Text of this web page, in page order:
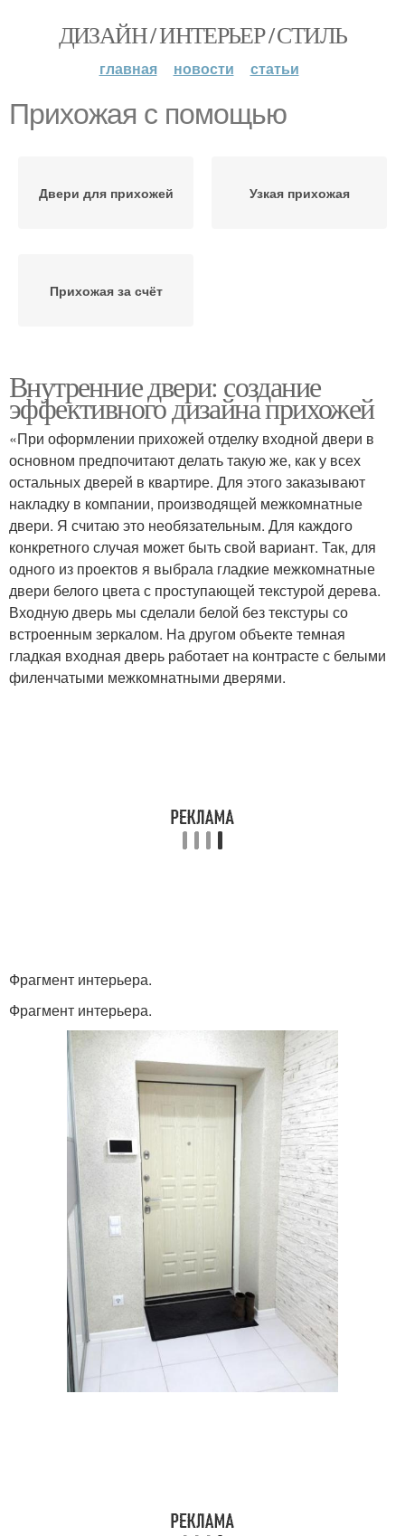
ДИЗАЙН / ИНТЕРЬЕР / СТИЛЬ
главная новости статьи
Прихожая с помощью
Двери для прихожей Узкая прихожая
Прихожая за счёт
Внутренние двери: создание
эффективного дизайна прихожей
«При оформлении прихожей отделку входной двери в
основном предпочитают делать такую же, как у всех
остальных дверей в квартире. Для этого заказывают
накладку в компании, производящей межкомнатные
двери. Я считаю это необязательным. Для каждого
конкретного случая может быть свой вариант. Так, для
одного из проектов я выбрала гладкие межкомнатные
двери белого цвета с проступающей текстурой дерева.
Входную дверь мы сделали белой без текстуры со
встроенным зеркалом. На другом объекте темная
гладкая входная дверь работает на контрасте с белыми
филенчатыми межкомнатными дверями.
Фрагмент интерьера.
Фрагмент интерьера.